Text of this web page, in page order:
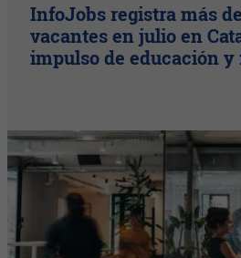
InfoJobs registra más
vacantes en julio en
impulso de educación